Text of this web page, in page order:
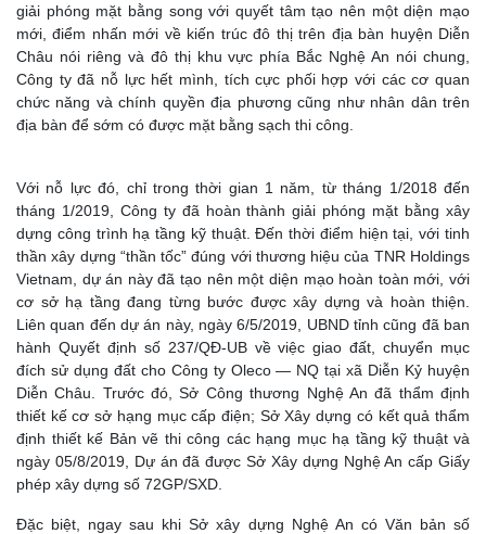
giải phóng mặt bằng song với quyết tâm tạo nên một diện mạo
mới, điểm nhấn mới về kiến trúc đô thị trên địa bàn huyện Diễn
Châu nói riêng và đô thị khu vực phía Bắc Nghệ An nói chung,
Công ty đã nỗ lực hết mình, tích cực phối hợp với các cơ quan
chức năng và chính quyền địa phương cũng như nhân dân trên
địa bàn để sớm có được mặt bằng sạch thi công.
Với nỗ lực đó, chỉ trong thời gian 1 năm, từ tháng 1/2018 đến
tháng 1/2019, Công ty đã hoàn thành giải phóng mặt bằng xây
dựng công trình hạ tầng kỹ thuật. Đến thời điểm hiện tại, với tinh
thần xây dựng “thần tốc” đúng với thương hiệu của TNR Holdings
Vietnam, dự án này đã tạo nên một diện mạo hoàn toàn mới, với
cơ sở hạ tầng đang từng bước được xây dựng và hoàn thiện.
Liên quan đến dự án này, ngày 6/5/2019, UBND tỉnh cũng đã ban
hành Quyết định số 237/QĐ-UB về việc giao đất, chuyển mục
đích sử dụng đất cho Công ty Oleco — NQ tại xã Diễn Kỷ huyện
Diễn Châu. Trước đó, Sở Công thương Nghệ An đã thẩm định
thiết kế cơ sở hạng mục cấp điện; Sở Xây dựng có kết quả thẩm
định thiết kế Bản vẽ thi công các hạng mục hạ tầng kỹ thuật và
ngày 05/8/2019, Dự án đã được Sở Xây dựng Nghệ An cấp Giấy
phép xây dựng số 72GP/SXD.
Đặc biệt, ngay sau khi Sở xây dựng Nghệ An có Văn bản số